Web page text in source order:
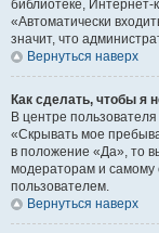
библиотеке, Интернет-
«Автоматически
значит, что
Вернуться наверх
Как сделать, чтобы я
В центре
«Скрывать мое
в положение «Да», то
модераторам и самому
пользователем.
Вернуться наверх